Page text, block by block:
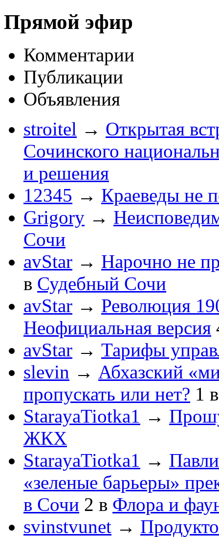
Прямой эфир
Комментарии
Публикации
Объявления
stroitel → Открытая
Сочинского
и решения
12345 → Краеведы не
Grigory →
Сочи
avStar → Нарочно не
в Судебный Сочи
avStar → Революция
Неофициальная версия
avStar → Тарифы
slevin → Абхазский
пропускать или нет? 1
StarayaTiotka1 →
ЖКХ
StarayaTiotka1 →
«зеленые барьеры»
в Сочи 2 в Флора и
svinstvunet →